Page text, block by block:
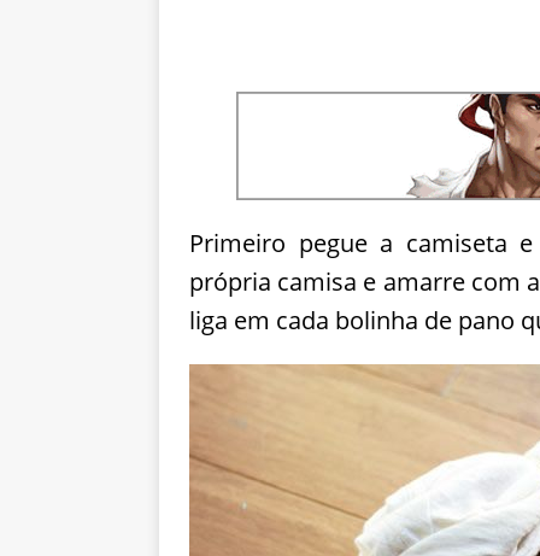
Primeiro pegue a camiseta
própria camisa e amarre com
liga em cada bolinha de pano